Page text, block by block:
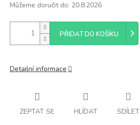
Můžeme doručit do: 20.8.2026
PŘIDAT DO KOŠÍKU
Detailní informace
ZEPTAT SE HLÍDAT SDÍLET